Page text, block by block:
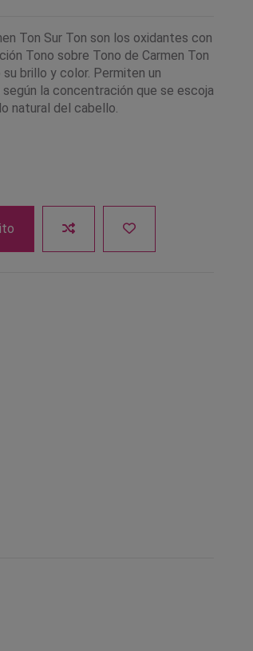
Ton Sur Ton son los oxidantes con
Tono sobre Tono de Carmen Ton
brillo y color. Permiten un
la concentración que se escoja
natural del cabello.